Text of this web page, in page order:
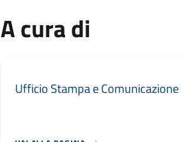
A cura di
Ufficio Stampa e Comunicazione